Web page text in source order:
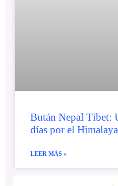
Bután Nepal Tíbet:
días por el
LEER MÁS »